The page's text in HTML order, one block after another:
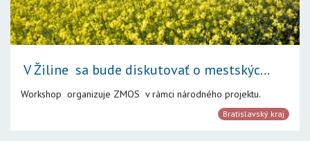
V Žiline sa bude diskutovať o mestskýc...
Workshop organizuje ZMOS v rámci národného projektu.
Bratislavský kraj